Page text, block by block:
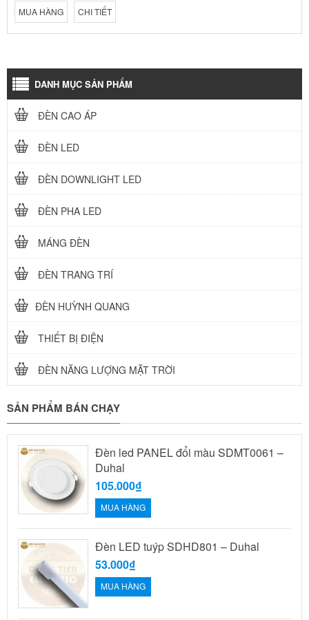
MUA HÀNG CHI TIẾT
DANH MỤC SẢN PHẨM
ĐÈN CAO ÁP
ĐÈN LED
ĐÈN DOWNLIGHT LED
ĐÈN PHA LED
MÁNG ĐÈN
ĐÈN TRANG TRÍ
ĐÈN HUỲNH QUANG
THIẾT BỊ ĐIỆN
ĐÈN NĂNG LƯỢNG MẶT TRỜI
SẢN PHẨM BÁN CHẠY
Đèn led PANEL đổi màu SDMT0061 –
Duhal
105.000₫
MUA HÀNG
Đèn LED tuýp SDHD801 – Duhal
53.000₫
MUA HÀNG